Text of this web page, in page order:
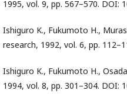
1995, vol. 9, pp. 567–570. DOI:
Ishiguro K., Fukumoto H.,
research, 1992, vol. 6, pp.
Ishiguro K., Fukumoto H.,
1994, vol. 8, pp. 301–304. DOI: